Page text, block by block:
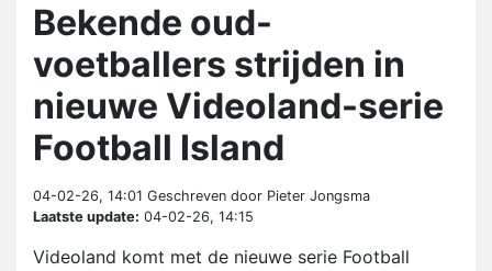
Bekende oud-
voetballers strijden in
nieuwe Videoland-serie
Football Island
04-02-26, 14:01 Geschreven door Pieter Jongsma
Laatste update: 04-02-26, 14:15
Videoland komt met de nieuwe serie Football